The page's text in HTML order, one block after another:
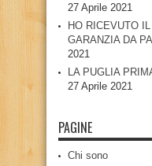
27 Aprile 2021
HO RICEVUTO
GARANZIA DA
2021
LA PUGLIA
27 Aprile 2021
PAGINE
Chi sono